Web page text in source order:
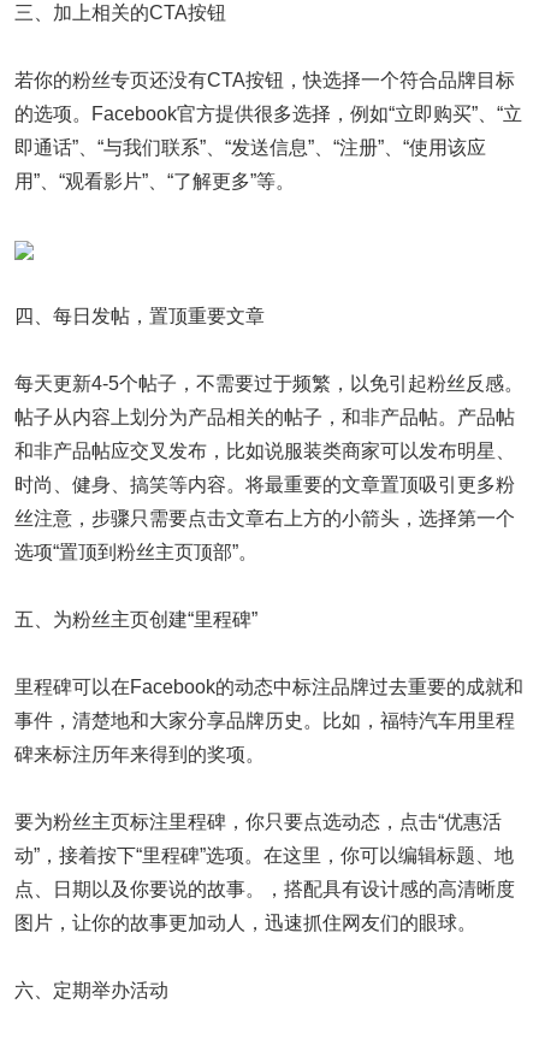
三、加上相关的CTA按钮
若你的粉丝专页还没有CTA按钮，快选择一个符合品牌目标
的选项。Facebook官方提供很多选择，例如“立即购买”、“立
即通话”、“与我们联系”、“发送信息”、“注册”、“使用该应
用”、“观看影片”、“了解更多”等。
四、每日发帖，置顶重要文章
每天更新4-5个帖子，不需要过于频繁，以免引起粉丝反感。
帖子从内容上划分为产品相关的帖子，和非产品帖。产品帖
和非产品帖应交叉发布，比如说服装类商家可以发布明星、
时尚、健身、搞笑等内容。将最重要的文章置顶吸引更多粉
丝注意，步骤只需要点击文章右上方的小箭头，选择第一个
选项“置顶到粉丝主页顶部”。
五、为粉丝主页创建“里程碑”
里程碑可以在Facebook的动态中标注品牌过去重要的成就和
事件，清楚地和大家分享品牌历史。比如，福特汽车用里程
碑来标注历年来得到的奖项。
要为粉丝主页标注里程碑，你只要点选动态，点击“优惠活
动”，接着按下“里程碑”选项。在这里，你可以编辑标题、地
点、日期以及你要说的故事。，搭配具有设计感的高清晰度
图片，让你的故事更加动人，迅速抓住网友们的眼球。
六、定期举办活动